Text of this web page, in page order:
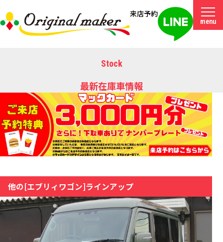
来店予約
menu
最新在庫車情報
Stock
他の[エブリィワゴン]ラインアップ